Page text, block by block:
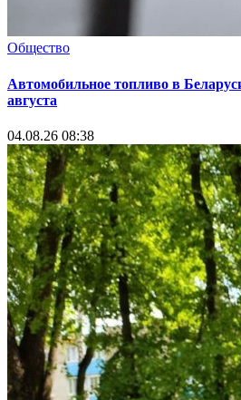
Общество
Автомобильное топливо в
августа
04.08.26 08:38